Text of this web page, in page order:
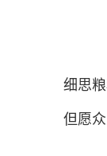
细思
但愿